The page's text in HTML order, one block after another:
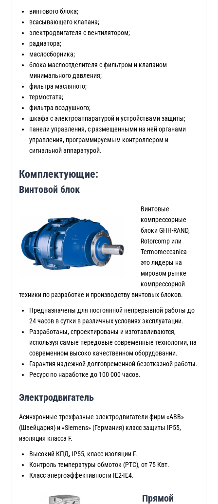
винтового блока;
всасывающего клапана;
электродвигателя с вентилятором;
радиатора;
маслосборника;
блока маслоотделителя с фильтром и клапаном
минимального давления;
фильтра масляного;
термостата;
фильтра воздушного;
шкафа с электроаппаратурой и устройствами защиты;
панели управления, с размещенными на ней органами
управления, программируемым контроллером и
сигнальной аппаратурой.
Комплектующие:
Винтовой блок
Винтовые
компрессорные
блоки GHH-RAND,
Rotorcomp или
Termomeccanica –
это лидеры на
мировом рынке
компрессорной
техники по разработке и производству винтовых блоков.
Предназначены для постоянной непрерывной работы до
24 часов в сутки в различных условиях эксплуатации.
Разработаны, спроектированы и изготавливаются,
используя самые передовые современные технологии, на
современном высоко качественном оборудовании.
Гарантия надежной долговременной безотказной работы.
Ресурс по наработке до 100 000 часов.
Электродвигатель
Асинхронные трехфазные электродвигатели фирм «ABB»
(Швейцария) и «Siemens» (Германия) класс защиты IP55,
изоляция класса F.
Высокий КПД, IP55, класс изоляции F.
Контроль температуры обмоток (PTC), от 75 Квт.
Класс энергоэффективности IE2-IE4.
Прямой